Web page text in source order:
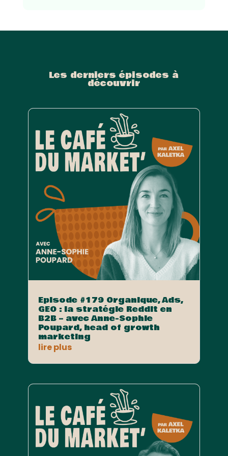
Les derniers épisodes à
découvrir
Episode #179 Organique, Ads,
GEO : la stratégie Reddit en
B2B – avec Anne-Sophie
Poupard, head of growth
marketing
lire plus